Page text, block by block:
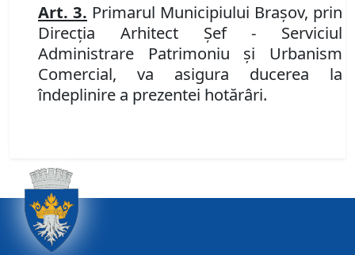
Art. 3. Primarul Municipiului Braşov, prin
Direcţia Arhitect Şef - Serviciul
Administrare Patrimoniu şi Urbanism
Comercial, va asigura ducerea la
îndeplinire a prezentei hotărâri.